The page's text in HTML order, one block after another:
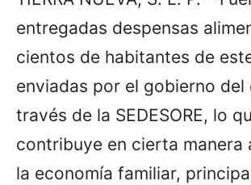
entregadas despensas
cientos de habitantes de
enviadas por el gobierno del
través de la SEDESORE, lo
contribuye en cierta manera
la economía familiar,